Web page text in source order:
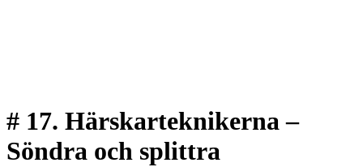
# 17. Härskarteknikerna –
Söndra och splittra